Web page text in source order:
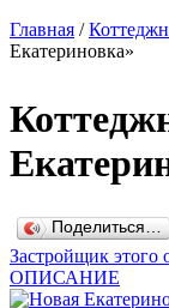
Главная /
Екатериновка»
Поделиться…
Застройщик
ОПИСАНИЕ